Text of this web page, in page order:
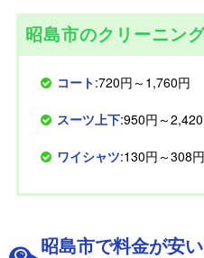
昭島市のクリーニン
コート:720円～1,760円
スーツ上下:950円～
ワイシャツ:130円～308円
昭島市で料金が安